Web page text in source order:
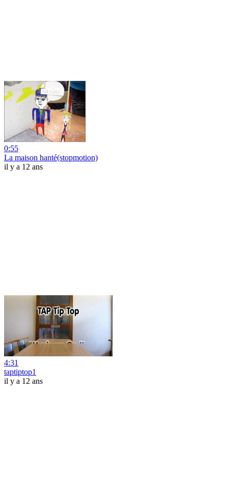
0:55
La maison hanté(stopmotion)
il y a 12 ans
4:31
taptiptop1
il y a 12 ans